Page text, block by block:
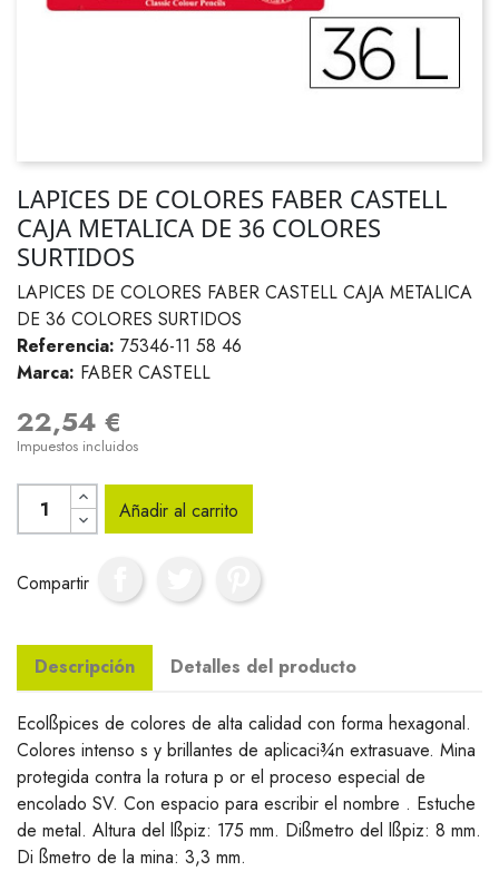
LAPICES DE COLORES FABER CASTELL
CAJA METALICA DE 36 COLORES
SURTIDOS
LAPICES DE COLORES FABER CASTELL CAJA METALICA
DE 36 COLORES SURTIDOS
Referencia: 75346-11 58 46
Marca: FABER CASTELL
22,54 €
Impuestos incluidos
Añadir al carrito
Compartir
Descripción Detalles del producto
Ecolßpices de colores de alta calidad con forma hexagonal.
Colores intenso s y brillantes de aplicaci¾n extrasuave. Mina
protegida contra la rotura p or el proceso especial de
encolado SV. Con espacio para escribir el nombre . Estuche
de metal. Altura del lßpiz: 175 mm. Dißmetro del lßpiz: 8 mm.
Di ßmetro de la mina: 3,3 mm.